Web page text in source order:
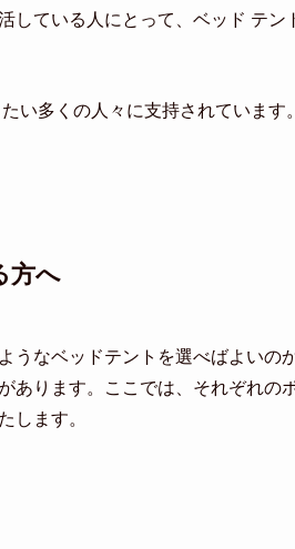
している人にとって、ベッド テン
い多くの人々に支持されています
方へ
うなベッドテントを選べばよいの
ります。ここでは、それぞれの
します。